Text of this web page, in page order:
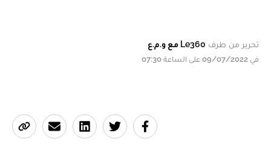
تحرير من طرف Le360 مع و.م.ع
في 09/07/2022 على الساعة 07:30